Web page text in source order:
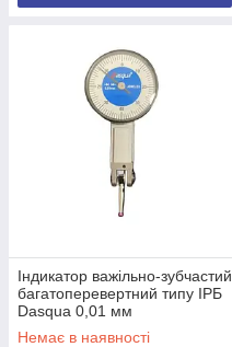
Індикатор важільно-зубчастий
багатоперевертний типу ІРБ
Dasqua 0,01 мм
Немає в наявності